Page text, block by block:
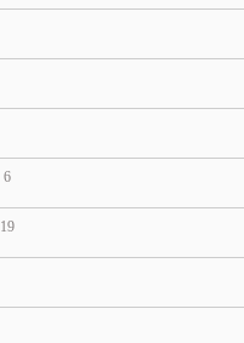
6
19